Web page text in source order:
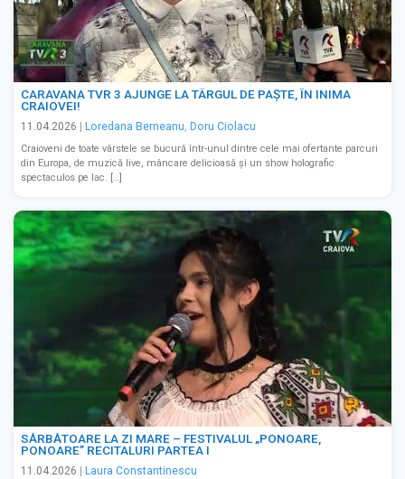
CARAVANA TVR 3 AJUNGE LA TÂRGUL DE PAȘTE, ÎN INIMA
CRAIOVEI!
11.04.2026 Loredana Berneanu, Doru Ciolacu
Craioveni de toate vârstele se bucură într-unul dintre cele mai ofertante parcuri
din Europa, de muzică live, mâncare delicioasă și un show holografic
spectaculos pe lac. […]
SĂRBĂTOARE LA ZI MARE – FESTIVALUL „PONOARE,
PONOARE” RECITALURI PARTEA I
11.04.2026 Laura Constantinescu